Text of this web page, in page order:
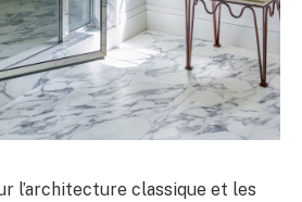
l’architecture classique et les